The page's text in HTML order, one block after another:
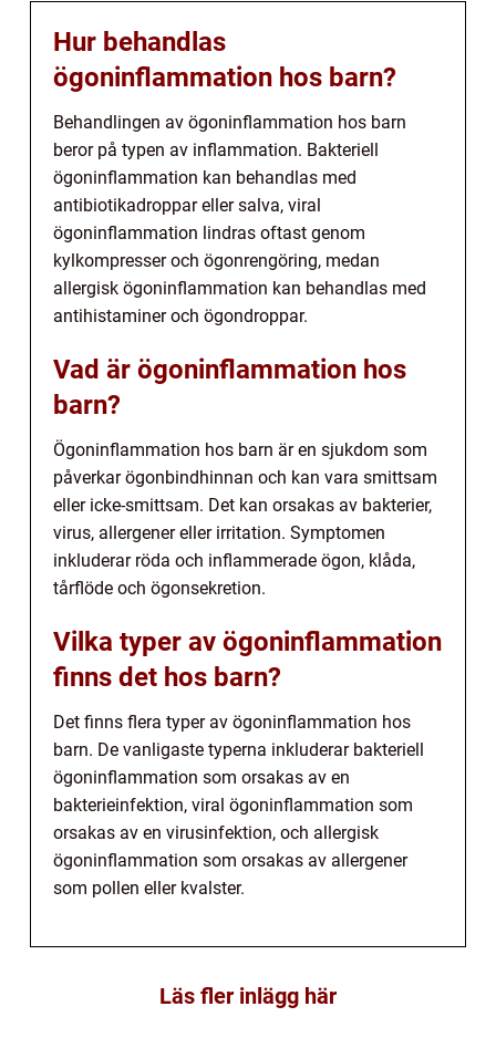
Hur behandlas
ögoninflammation hos barn?
Behandlingen av ögoninflammation hos barn
beror på typen av inflammation. Bakteriell
ögoninflammation kan behandlas med
antibiotikadroppar eller salva, viral
ögoninflammation lindras oftast genom
kylkompresser och ögonrengöring, medan
allergisk ögoninflammation kan behandlas med
antihistaminer och ögondroppar.
Vad är ögoninflammation hos
barn?
Ögoninflammation hos barn är en sjukdom som
påverkar ögonbindhinnan och kan vara smittsam
eller icke-smittsam. Det kan orsakas av bakterier,
virus, allergener eller irritation. Symptomen
inkluderar röda och inflammerade ögon, klåda,
tårflöde och ögonsekretion.
Vilka typer av ögoninflammation
finns det hos barn?
Det finns flera typer av ögoninflammation hos
barn. De vanligaste typerna inkluderar bakteriell
ögoninflammation som orsakas av en
bakterieinfektion, viral ögoninflammation som
orsakas av en virusinfektion, och allergisk
ögoninflammation som orsakas av allergener
som pollen eller kvalster.
Läs fler inlägg här